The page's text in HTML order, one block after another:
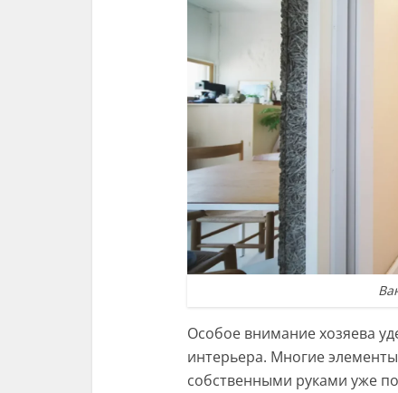
Особое внимание хозяева
интерьера. Многие
собственными руками уже